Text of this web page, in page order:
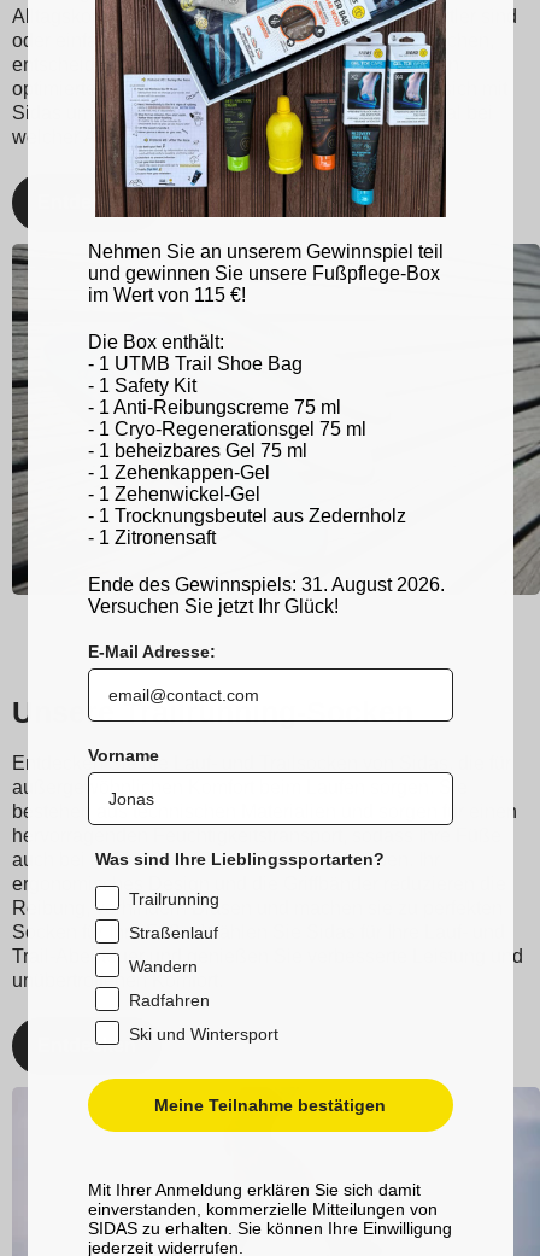
Alltagskomfort. Egal, ob Sie leidenschaftlicher Sportler sind
oder einfach nur eine bessere Fußunterstützung suchen,
entscheiden Sie sich für Sidas-Einlegesohlen für ein
optimiertes Lauf- und Sporterlebnis. Kümmern Sie sich mit
Sidas um Ihre Füße und bleiben Sie in Topform, egal bei
welcher Aktivität!
Entdecken
Unsere Trailrunning-Socken
Entdecken Sie die Lauf- und Trailsocken von Sidas, die für
außergewöhnlichen Komfort beim Laufen sorgen. Sie
bestehen aus technischen Materialien und sorgen für einen
hervorragenden Feuchtigkeitstransport, sodass Ihre Füße
auch bei intensivstem Training trocken bleiben. Ihr
ergonomisches Design und die Griffbänder reduzieren die
Reibung, verhindern Blasen und machen sie zu perfekten
Socken für Ihre Füße. Wählen Sie Sidas für Ihre Lauf- und
Trail-Abenteuer und genießen Sie verbesserte Leistung und
unübertroffenen Komfort.
Entdecken
Nehmen Sie an unserem Gewinnspiel teil
und gewinnen Sie unsere Fußpflege-Box
im Wert von 115 €!
Die Box enthält:
- 1 UTMB Trail Shoe Bag
- 1 Safety Kit
- 1 Anti-Reibungscreme 75 ml
- 1 Cryo-Regenerationsgel 75 ml
- 1 beheizbares Gel 75 ml
- 1 Zehenkappen-Gel
- 1 Zehenwickel-Gel
- 1 Trocknungsbeutel aus Zedernholz
- 1 Zitronensaft
Ende des Gewinnspiels: 31. August 2026.
Versuchen Sie jetzt Ihr Glück!
E-Mail Adresse:
Vorname
Was sind Ihre Lieblingssportarten?
Trailrunning
Straßenlauf
Wandern
Radfahren
Ski und Wintersport
Meine Teilnahme bestätigen
Mit Ihrer Anmeldung erklären Sie sich damit
einverstanden, kommerzielle Mitteilungen von
SIDAS zu erhalten. Sie können Ihre Einwilligung
jederzeit widerrufen.